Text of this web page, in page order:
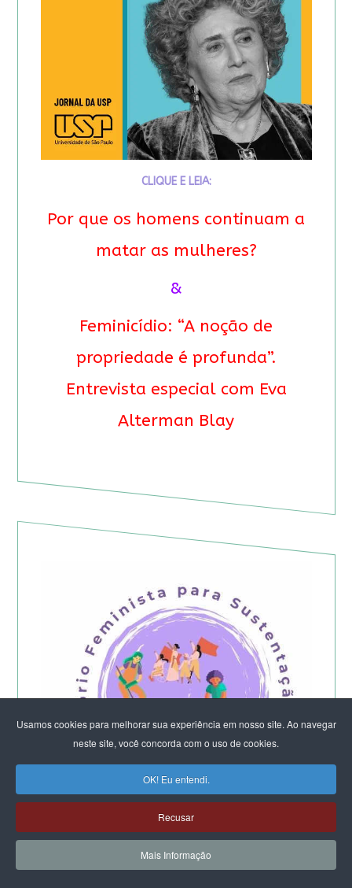
Usamos cookies para melhorar sua experiência em nosso site. Ao navegar
neste site, você concorda com o uso de cookies.
OK! Eu entendi.
Recusar
Mais Informação
CLIQUE E LEIA:
Por que os homens continuam a
matar as mulheres?
&
Feminicídio: “A noção de
propriedade é profunda”.
Entrevista especial com Eva
Alterman Blay
Começa a etapa presencial do
Laboratório Feminista do DF e Entorno -